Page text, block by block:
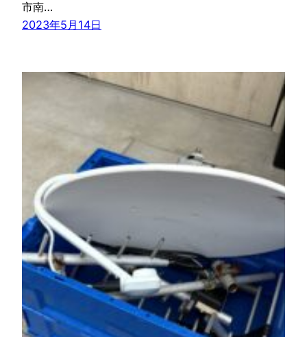
市南…
2023年5月14日